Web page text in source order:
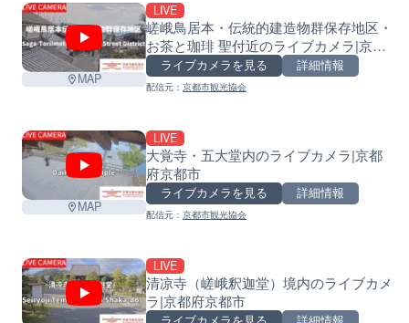
MAP
LIVE
嵯峨鳥居本・伝統的建造物群保存地区・
お茶と珈琲 聖付近のライブカメラ|京都
府京都市
ライブカメラを見る 詳細情報
配信元： 京都市観光協会
MAP
LIVE
大覚寺・五大堂内のライブカメラ|京都
府京都市
ライブカメラを見る 詳細情報
配信元： 京都市観光協会
LIVE
清凉寺（嵯峨釈迦堂）境内のライブカメ
ラ|京都府京都市